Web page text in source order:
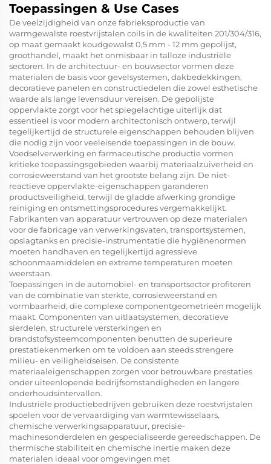
Toepassingen & Use Cases
De veelzijdigheid van onze fabrieksproductie van
warmgewalste roestvrijstalen coils in de kwaliteiten 201/304/316,
op maat gemaakt koudgewalst 0,5 mm - 12 mm gepolijst,
groothandel, maakt het onmisbaar in talloze industriële
sectoren. In de architectuur- en bouwsector vormen deze
materialen de basis voor gevelsystemen, dakbedekkingen,
decoratieve panelen en constructiedelen die zowel esthetische
waarde als lange levensduur vereisen. De gepolijste
oppervlakte zorgt voor het spiegelachtige uiterlijk dat
essentieel is voor modern architectonisch ontwerp, terwijl
tegelijkertijd de structurele eigenschappen behouden blijven
die nodig zijn voor veeleisende toepassingen in de bouw.
Voedselverwerking en farmaceutische productie vormen
kritieke toepassingsgebieden waarbij materiaalzuiverheid en
corrosieweerstand van het grootste belang zijn. De niet-
reactieve oppervlakte-eigenschappen garanderen
productsveiligheid, terwijl de gladde afwerking grondige
reiniging en ontsmettingsprocedures vergemakkelijkt.
Fabrikanten van apparatuur vertrouwen op deze materialen
voor de fabricage van verwerkingsvaten, transportsystemen,
opslagtanks en precisie-instrumentatie die hygiënenormen
moeten handhaven en tegelijkertijd agressieve
schoonmaamiddelen en extreme temperaturen moeten
weerstaan.
Toepassingen in de automobiel- en transportsector profiteren
van de combinatie van sterkte, corrosieweerstand en
vormbaarheid, die complexe componentgeometrieën mogelijk
maakt. Componenten van uitlaatsystemen, decoratieve
sierdelen, structurele versterkingen en
brandstofsysteemcomponenten benutten de superieure
prestatiekenmerken om te voldoen aan steeds strengere
milieu- en veiligheidseisen. De consistente
materiaaleigenschappen zorgen voor betrouwbare prestaties
onder uiteenlopende bedrijfsomstandigheden en langere
onderhoudsintervallen.
Industriële productiebedrijven gebruiken deze roestvrijstalen
spoelen voor de vervaardiging van warmtewisselaars,
chemische verwerkingsapparatuur, precisie-
machinesonderdelen en gespecialiseerde gereedschappen. De
thermische stabiliteit en chemische inertie maken deze
materialen ideaal voor omgevingen met